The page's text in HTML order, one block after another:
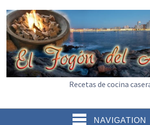
Recetas de cocina
NAVIGATION